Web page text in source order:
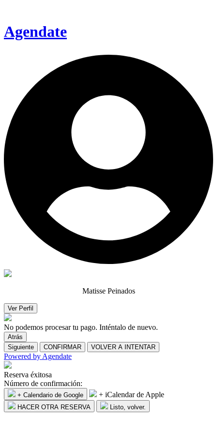
Agendate
Matisse Peinados
Ver Perfil
No podemos procesar tu pago. Inténtalo de nuevo.
Atrás
Siguiente
CONFIRMAR VOLVER A INTENTAR
Powered by Agendate
Reserva éxitosa
Número de confirmación:
+ Calendario de Google + iCalendar de Apple
HACER OTRA RESERVA Listo, volver.